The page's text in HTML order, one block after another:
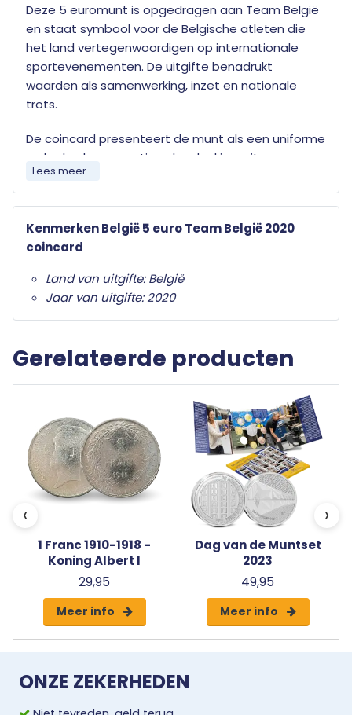
Deze 5 euromunt is opgedragen aan Team België
en staat symbool voor de Belgische atleten die
het land vertegenwoordigen op internationale
sportevenementen. De uitgifte benadrukt
waarden als samenwerking, inzet en nationale
trots.
De coincard presenteert de munt als een uniforme
en herkenbare sportieve herdenkingsuitgave.
Hierdoor is dit stuk niet alleen interessant voor
sportliefhebbers, maar ook voor verzamelaars die
Deze officiële munt wordt geleverd in een
Lees meer...
Kenmerken België 5 euro Team België 2020
coincard
Land van uitgifte: België
Jaar van uitgifte: 2020
Gerelateerde producten
‹
1 Franc 1910-1918 -
Koning Albert I
29,95
Meer info
Dag van de Muntset
2023
49,95
Meer info
›
ONZE ZEKERHEDEN